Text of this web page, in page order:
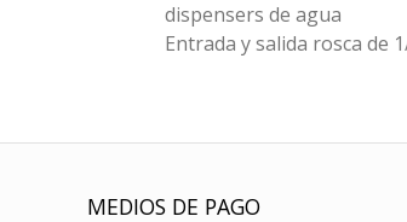
dispensers de agua
Entrada y salida rosca de
MEDIOS DE PAGO